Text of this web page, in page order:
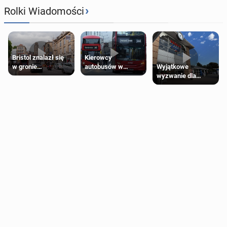
Rolki Wiadomości›
Bristol znalazł się
w gronie
najlepszych
Kierowcy
autobusów w
Londynie
Wyjątkowe
wyzwanie dla
posiadaczy kart